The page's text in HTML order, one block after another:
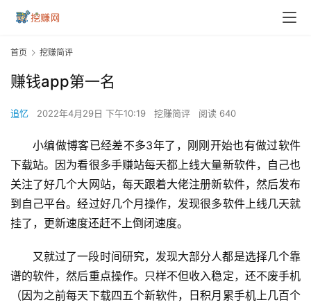
首页 挖赚简评
赚钱app第一名
追忆 2022年4月29日 下午10:19 挖赚简评 阅读 640
小编做博客已经差不多3年了，刚刚开始也有做过软件
下载站。因为看很多手赚站每天都上线大量新软件，自己也
关注了好几个大网站，每天跟着大佬注册新软件，然后发布
到自己平台。经过好几个月操作，发现很多软件上线几天就
挂了，更新速度还赶不上倒闭速度。
又就过了一段时间研究，发现大部分人都是选择几个靠
谱的软件，然后重点操作。只样不但收入稳定，还不废手机
（因为之前每天下载四五个新软件，日积月累手机上几百个